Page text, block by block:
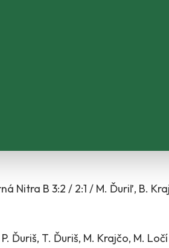
Nitra B 3:2 / 2:1 / M. Ďuriľ, B.
P. Ďuriš, T. Ďuriš, M. Krajčo, M.